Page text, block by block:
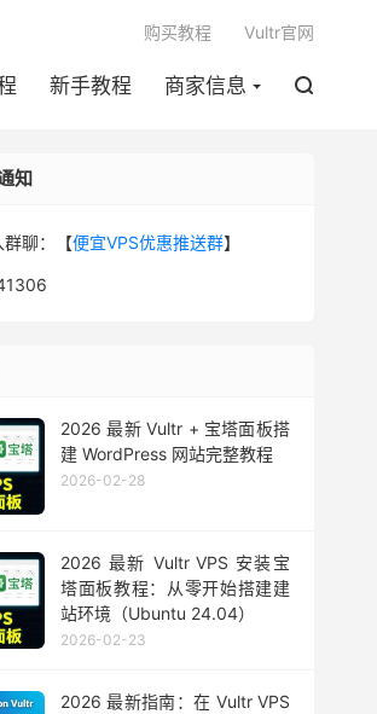
新手教程 商家信息 
购买教程 Vultr官网
知
群聊：【便宜VPS优惠推送群】
2026 最新 Vultr + 宝塔面板搭
建 WordPress 网站完整教程
2026-02-28
2026 最新 Vultr VPS 安装宝
塔面板教程：从零开始搭建建
站环境（Ubuntu 24.04）
2026-02-23
2026 最新指南：在 Vultr VPS